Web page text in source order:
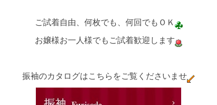
ご試着自由、何枚でも、何回でもＯＫ
お嬢様お一人様でもご試着歓迎します
振袖のカタログはこちらをご覧くださいませ